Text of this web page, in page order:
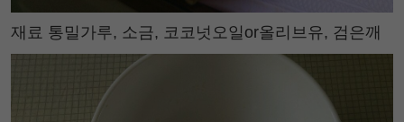
재료 통밀가루, 소금, 코코넛오일or올리브유, 검은깨